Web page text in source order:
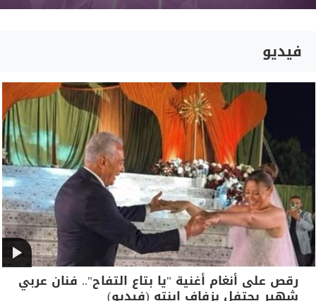
فيديو
رقص على أنغام أغنية "يا بتاع التفاح".. فنان عربي
شهير يحتفل بزفاف ابنته (فيديو)